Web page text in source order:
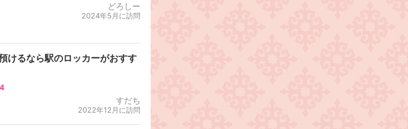
どろしー
2024年5月に訪問
けるなら駅のロッカーがおすす
すだち
2022年12月に訪問